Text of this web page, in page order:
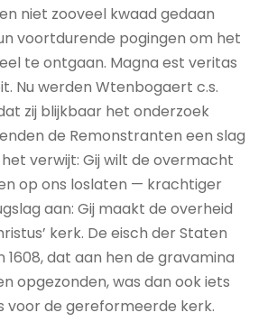
niet zooveel kwaad gedaan
voortdurende pogingen om het
te ontgaan. Magna est veritas
Nu werden Wtenbogaert c.s.
zij blijkbaar het onderzoek
de Remonstranten een slag
verwijt: Gij wilt de overmacht
op ons loslaten — krachtiger
aan: Gij maakt de overheid
kerk. De eisch der Staten
1608, dat aan hen de gravamina
opgezonden, was dan ook iets
voor de gereformeerde kerk.